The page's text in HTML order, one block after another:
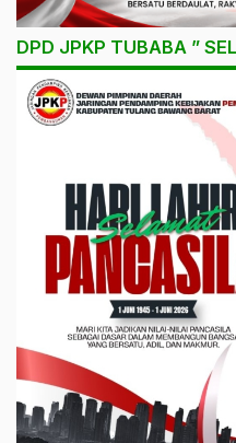
DPD JPKP TUBABA ”